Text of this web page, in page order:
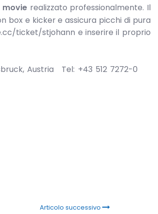
movie realizzato professionalmente. Il
box e kicker e assicura picchi di pura
ticket/stjohann e inserire il proprio
Austria Tel: +43 512 7272-0
Articolo successivo